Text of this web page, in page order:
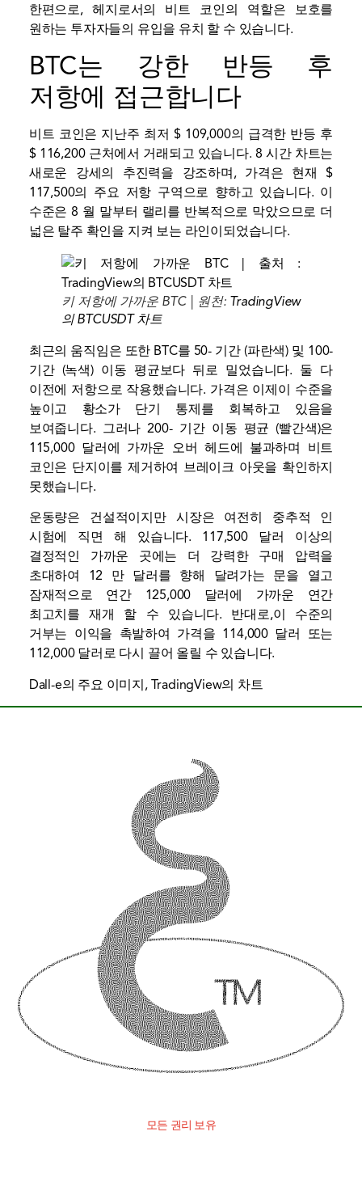
한편으로, 헤지로서의 비트 코인의 역할은 보호를
원하는 투자자들의 유입을 유치 할 수 있습니다.
BTC는 강한 반등 후
저항에 접근합니다
비트 코인은 지난주 최저 $ 109,000의 급격한 반등 후
$ 116,200 근처에서 거래되고 있습니다. 8 시간 차트는
새로운 강세의 추진력을 강조하며, 가격은 현재 $
117,500의 주요 저항 구역으로 향하고 있습니다. 이
수준은 8 월 말부터 랠리를 반복적으로 막았으므로 더
넓은 탈주 확인을 지켜 보는 라인이되었습니다.
키 저항에 가까운 BTC | 원천: TradingView
의 BTCUSDT 차트
최근의 움직임은 또한 BTC를 50- 기간 (파란색) 및 100-
기간 (녹색) 이동 평균보다 뒤로 밀었습니다. 둘 다
이전에 저항으로 작용했습니다. 가격은 이제이 수준을
높이고 황소가 단기 통제를 회복하고 있음을
보여줍니다. 그러나 200- 기간 이동 평균 (빨간색)은
115,000 달러에 가까운 오버 헤드에 불과하며 비트
코인은 단지이를 제거하여 브레이크 아웃을 확인하지
못했습니다.
운동량은 건설적이지만 시장은 여전히 ​​중추적 인
시험에 직면 해 있습니다. 117,500 달러 이상의
결정적인 가까운 곳에는 더 강력한 구매 압력을
초대하여 12 만 달러를 향해 달려가는 문을 열고
잠재적으로 연간 125,000 달러에 가까운 연간
최고치를 재개 할 수 있습니다. 반대로,이 수준의
거부는 이익을 촉발하여 가격을 114,000 달러 또는
112,000 달러로 다시 끌어 올릴 수 있습니다.
Dall-e의 주요 이미지, TradingView의 차트
모든 권리 보유